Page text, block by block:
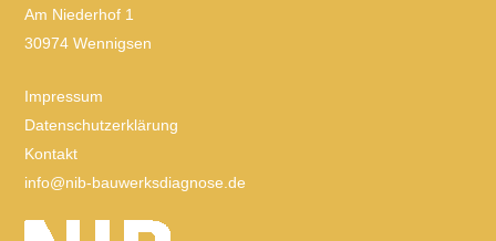
Am Niederhof 1
30974 Wennigsen
Impressum
Datenschutzerklärung
Kontakt
info@nib-bauwerksdiagnose.de